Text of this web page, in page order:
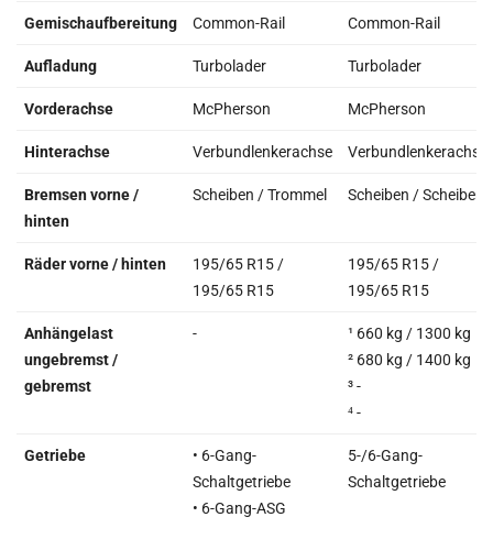
Gemischaufbereitung Common-Rail Common-Rail
Aufladung Turbolader Turbolader
Vorderachse McPherson McPherson
Hinterachse Verbundlenkerachse Verbundlenkerachse
Bremsen vorne /
hinten
Scheiben / Trommel Scheiben / Scheiben
Räder vorne / hinten
195/65 R15 /
195/65 R15
195/65 R15 /
195/65 R15
Anhängelast
ungebremst /
gebremst
-
¹ 660 kg / 1300 kg
² 680 kg / 1400 kg
³ -
⁴ -
Getriebe
• 6-Gang-
Schaltgetriebe
• 6-Gang-ASG
5-/6-Gang-
Schaltgetriebe